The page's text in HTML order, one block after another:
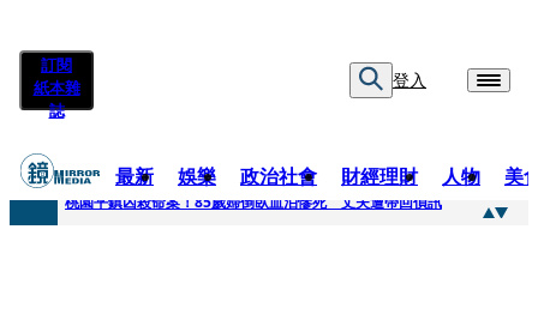
訂閱
紙本雜
誌
登入
最新 娛樂 政治社會 財經理財 人物 美
快訊
桃園平鎮凶殺命案！85歲婦倒臥血泊慘死 丈夫遭帶回偵訊